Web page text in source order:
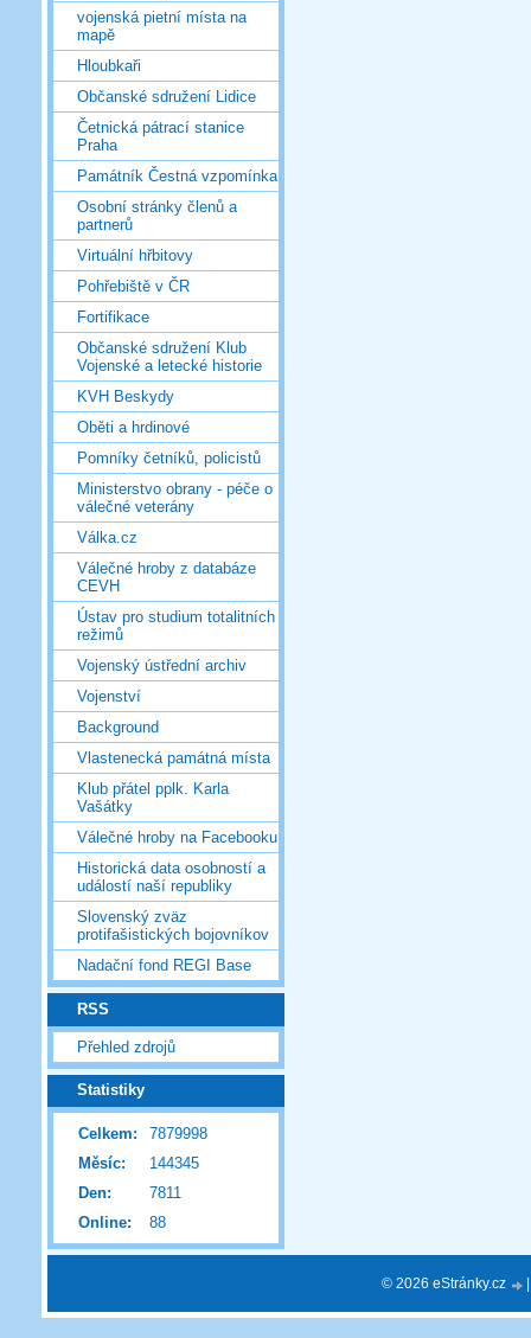
vojenská pietní místa na
mapě
Hloubkaři
Občanské sdružení Lidice
Četnická pátrací stanice
Praha
Památník Čestná vzpomínka
Osobní stránky členů a
partnerů
Virtuální hřbitovy
Pohřebiště v ČR
Fortifikace
Občanské sdružení Klub
Vojenské a letecké historie
KVH Beskydy
Oběti a hrdinové
Pomníky četníků, policistů
Ministerstvo obrany - péče o
válečné veterány
Válka.cz
Válečné hroby z databáze
CEVH
Ústav pro studium totalitních
režimů
Vojenský ústřední archiv
Vojenství
Background
Vlastenecká památná místa
Klub přátel pplk. Karla
Vašátky
Válečné hroby na Facebooku
Historická data osobností a
událostí naší republiky
Slovenský zväz
protifašistických bojovníkov
Nadační fond REGI Base
RSS
Přehled zdrojů
Statistiky
Online: 88
Celkem:
7879998
Měsíc:
144345
Den:
7811
© 2026 eStránky.cz